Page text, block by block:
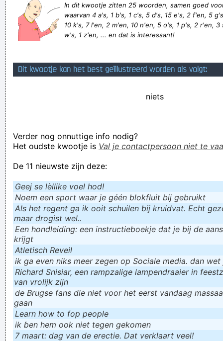
op het eind van je geld nog een stuk maand over hebben
Ich goan doa sebiet jumpen wie ne gare kwiet
Verknoei je tijd op een nuttige manier!
In dit kwootje zitten 25 woorden, samen goed
waarvan 4 a's, 1 b's, 1 c's, 5 d's, 15 e's, 2 f'en, 5
10 k's, 7 l'en, 2 m'en, 10 n'en, 5 o's, 1 p's, 2 r'en, 3
w's, 1 z'en, ... en dat is interessant!
Dit kwootje kan het best geïllustreerd worden als volgt:
niets
Verder nog onnuttige info nodig?
Het oudste kwootje is Val je contactpersoon niet te
De 11 nieuwste zijn deze:
Geej se lèllike voel hod!
Noem een sport waar je géén blokfluit bij gebruikt
Als het regent ga ik ooit schuilen bij kruidvat. Echt
maar drogist wel..
Een hondleiding: een instructieboekje dat je bij de
krijgt
Atletisch Reveil
ik ga even niks meer zegen op Sociale media. dan
Richard Snisiar, een rampzalige lampendraaier in
van vrolijk zijn
de Brugse fans die niet voor het eerst vandaag
gaan
Learn how to fop people
ik ɓen hem ook niet tegen gekomen
7 maart: dag van de erectie. Dat verklaart veel!